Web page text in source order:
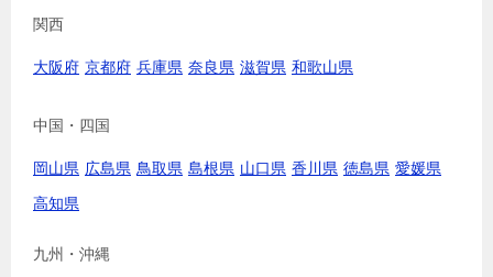
関西
大阪府 京都府 兵庫県 奈良県 滋賀県 和歌山県
中国・四国
岡山県 広島県 鳥取県 島根県 山口県 香川県 徳島県 愛媛県
高知県
九州・沖縄